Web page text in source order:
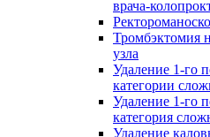
врача-
Тромбэктомия
узла
Удаление 1-го
категории
Удаление 1-го
категория
Удаление